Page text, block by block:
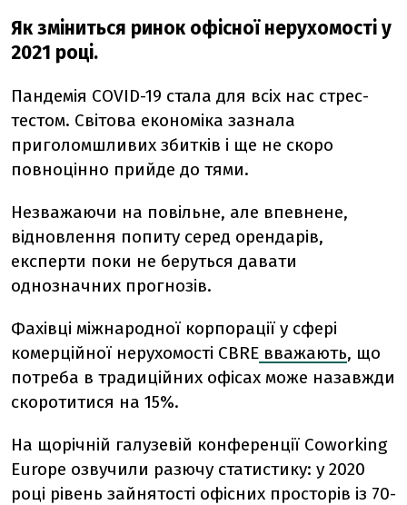
Як зміниться ринок офісної нерухомості у
2021 році.
Пандемія COVID-19 стала для всіх нас стрес-
тестом. Світова економіка зазнала
приголомшливих збитків і ще не скоро
повноцінно прийде до тями.
Незважаючи на повільне, але впевнене,
відновлення попиту серед орендарів,
експерти поки не беруться давати
однозначних прогнозів.
Фахівці міжнародної корпорації у сфері
комерційної нерухомості CBRE вважають, що
потреба в традиційних офісах може назавжди
скоротитися на 15%.
На щорічній галузевій конференції Coworking
Europe озвучили разючу статистику: у 2020
році рівень зайнятості офісних просторів із 70-